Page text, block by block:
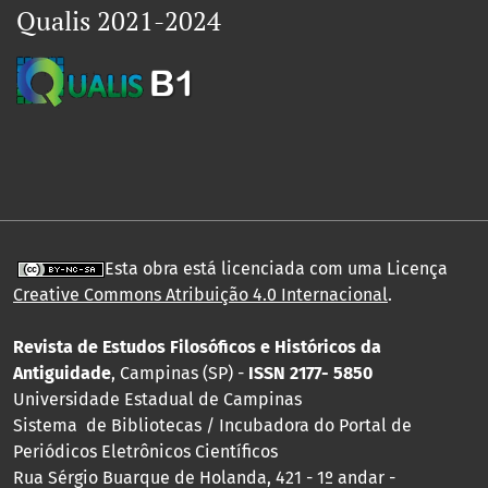
Qualis 2021-2024
Esta obra está licenciada com uma Licença
Creative Commons Atribuição 4.0 Internacional.
Revista de Estudos Filosóficos e Históricos da
Antiguidade, Campinas (SP) - ISSN 2177- 5850
Universidade Estadual de Campinas
Sistema de Bibliotecas / Incubadora do Portal de
Periódicos Eletrônicos Científicos
Rua Sérgio Buarque de Holanda, 421 - 1º andar -